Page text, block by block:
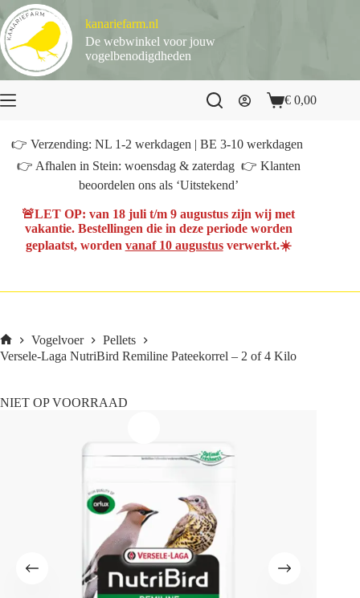
naar
de
inhoud
kanariefarm.nl
De webwinkel voor jouw
vogelbenodigdheden
Winkelwagen
€ 0,00
👉 Verzending: NL 1-2 werkdagen | BE 3-10 werkdagen
👉 Afhalen in Stein: woensdag & zaterdag 👉 Klanten
beoordelen ons als ‘Uitstekend’
🚨LET OP: van 18 juli t/m 9 augustus zijn wij met
vakantie. Bestellingen die in deze periode worden
geplaatst, worden vanaf 10 augustusverwerkt.☀️
Home
Vogelvoer
Pellets
Versele-Laga NutriBird Remiline Pateekorrel – 2 of 4 Kilo
NIET OP VOORRAAD